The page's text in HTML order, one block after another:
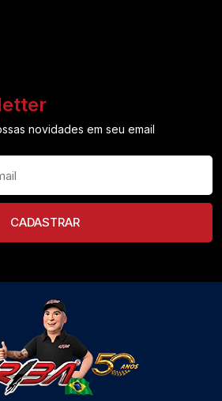
novidades em seu email
CADASTRAR